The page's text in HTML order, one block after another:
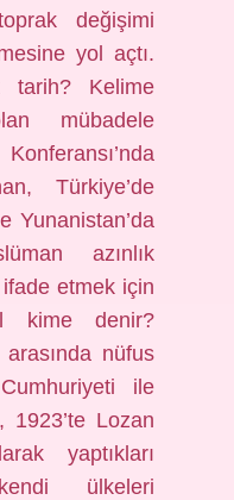
değişimi
yol açtı.
tarih? Kelime
mübadele
Türkiye’de
Yunanistan’da
azınlık
etmek için
kime denir?
nüfus
ile
1923’te Lozan
yaptıkları
ülkeleri